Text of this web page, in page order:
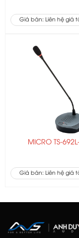
Giá bán: Liên hệ giá
MICRO TS-
Giá bán: Liên hệ giá